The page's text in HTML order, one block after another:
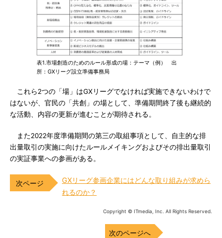
表1.市場創造のためのルール形成の場：テーマ（例） 出
所：GXリーグ設立準備事務局
これら2つの「場」はGXリーグでなければ実施できないわけで
はないが、官民の「共創」の場として、準備期間終了後も継続的
な活動、内容の更新が進むことが期待される。
また2022年度準備期間の第三の取組事項として、自主的な排
出量取引の実施に向けたルールメイキングおよびその排出量取引
の実証事業への参画がある。
GXリーグ参画企業にはどんな取り組みが求めら
れるのか？
Copyright © ITmedia, Inc. All Rights Reserved.
次のページへ